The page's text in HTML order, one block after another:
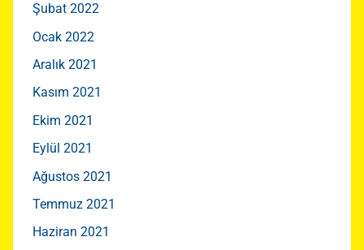
Şubat 2022
Ocak 2022
Aralık 2021
Kasım 2021
Ekim 2021
Eylül 2021
Ağustos 2021
Temmuz 2021
Haziran 2021